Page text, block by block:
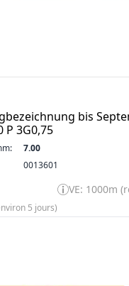
bis
P 3G0,75
7.00
0013601
VE: 1000m
5 jours)